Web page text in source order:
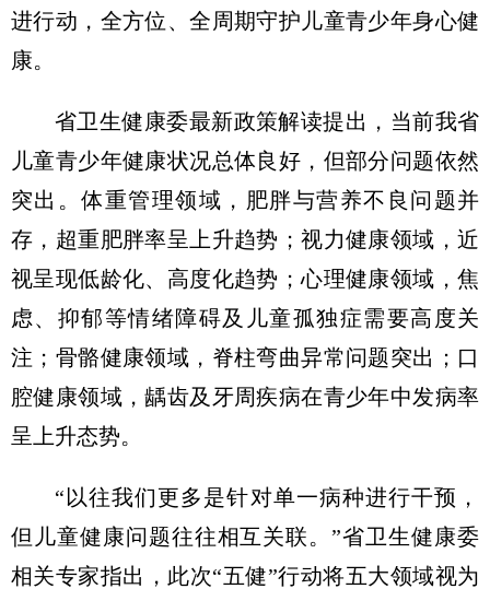
进行动，全方位、全周期守护儿童青少年身心健
康。
省卫生健康委最新政策解读提出，当前我省
儿童青少年健康状况总体良好，但部分问题依然
突出。体重管理领域，肥胖与营养不良问题并
存，超重肥胖率呈上升趋势；视力健康领域，近
视呈现低龄化、高度化趋势；心理健康领域，焦
虑、抑郁等情绪障碍及儿童孤独症需要高度关
注；骨骼健康领域，脊柱弯曲异常问题突出；口
腔健康领域，龋齿及牙周疾病在青少年中发病率
呈上升态势。
“以往我们更多是针对单一病种进行干预，
但儿童健康问题往往相互关联。”省卫生健康委
相关专家指出，此次“五健”行动将五大领域视为